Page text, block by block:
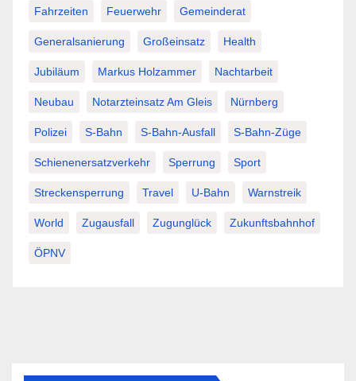
Fahrzeiten Feuerwehr Gemeinderat
Generalsanierung Großeinsatz Health
Jubiläum Markus Holzammer Nachtarbeit
Neubau Notarzteinsatz Am Gleis Nürnberg
Polizei S-Bahn S-Bahn-Ausfall S-Bahn-Züge
Schienenersatzverkehr Sperrung Sport
Streckensperrung Travel U-Bahn Warnstreik
World Zugausfall Zugunglück Zukunftsbahnhof
ÖPNV